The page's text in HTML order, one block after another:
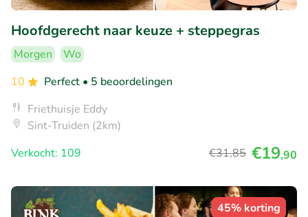
Hoofdgerecht naar keuze + steppegras
Morgen
Wo
10
Perfect • 5 beoordelingen
Friethuisje Eddy
Sint-Truiden (2km)
Verkocht: 109
€31,85 €19,90
45% korting